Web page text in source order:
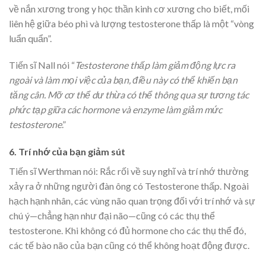
về nắn xương trong y học thần kinh cơ xương cho biết, mối
liên hệ giữa béo phì và lượng testosterone thấp là một “vòng
luẩn quẩn”.
Tiến sĩ Nall nói “Testosterone thấp làm giảm động lực ra
ngoài và làm mọi việc của bạn, điều này có thể khiến bạn
tăng cân. Mỡ cơ thể dư thừa có thể thông qua sự tương tác
phức tạp giữa các hormone và enzyme làm giảm mức
testosterone.”
6. Trí nhớ của bạn giảm sút
Tiến sĩ Werthman nói: Rắc rối về suy nghĩ và trí nhớ thường
xảy ra ở những người đàn ông có Testosterone thấp. Ngoài
hạch hạnh nhân, các vùng não quan trọng đối với trí nhớ và sự
chú ý—chẳng hạn như đại não—cũng có các thụ thể
testosterone. Khi không có đủ hormone cho các thụ thể đó,
các tế bào não của bạn cũng có thể không hoạt động được.